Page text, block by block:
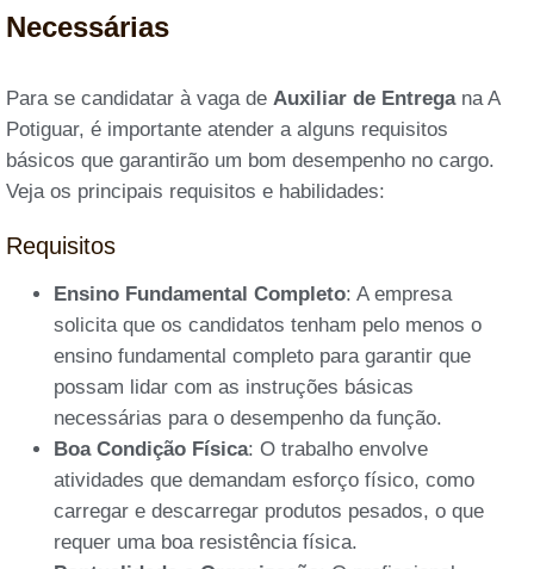
Necessárias
Para se candidatar à vaga de Auxiliar de Entregana A
Potiguar, é importante atender a alguns requisitos
básicos que garantirão um bom desempenho no cargo.
Veja os principais requisitos e habilidades:
Requisitos
Ensino Fundamental Completo: A empresa
solicita que os candidatos tenham pelo menos o
ensino fundamental completo para garantir que
possam lidar com as instruções básicas
necessárias para o desempenho da função.
Boa Condição Física: O trabalho envolve
atividades que demandam esforço físico, como
carregar e descarregar produtos pesados, o que
requer uma boa resistência física.